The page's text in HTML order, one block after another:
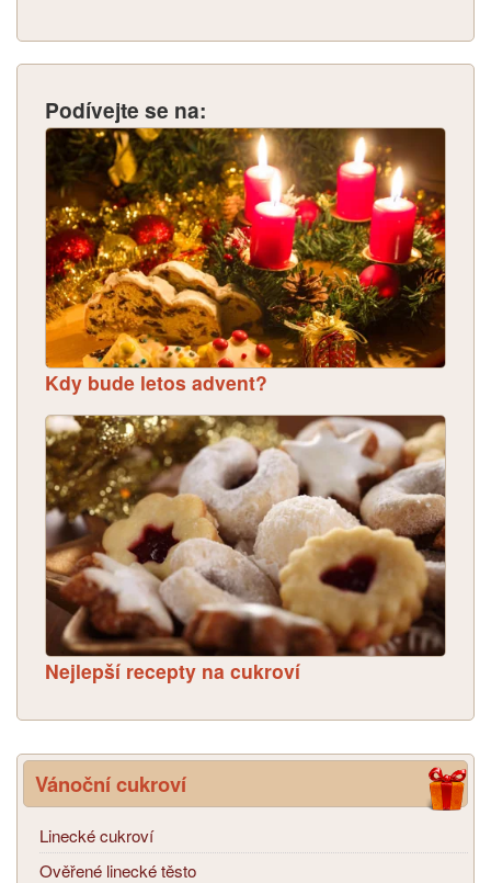
Podívejte se na:
Kdy bude letos advent?
Nejlepší recepty na cukroví
Vánoční cukroví
Linecké cukroví
Ověřené linecké těsto